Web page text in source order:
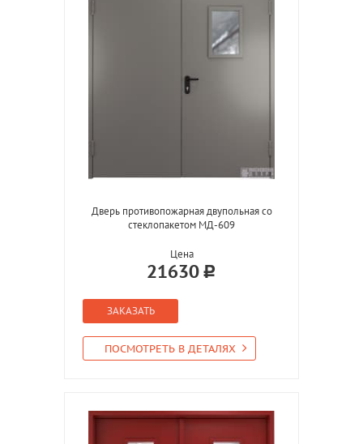
Дверь противопожарная двупольная со
стеклопакетом МД-609
Цена
21630
ЗАКАЗАТЬ
ПОСМОТРЕТЬ В ДЕТАЛЯХ